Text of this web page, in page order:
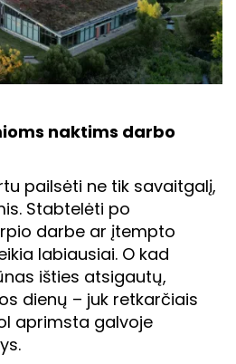
naktims darbo
pailsėti ne tik savaitgalį,
Stabtelėti po
darbe ar įtempto
labiausiai. O kad
išties atsigautų,
dienų – juk retkarčiais
aprimsta galvoje